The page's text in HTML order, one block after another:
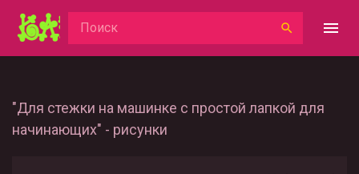
"Для стежки на машинке с простой лапкой для
начинающих" - рисунки